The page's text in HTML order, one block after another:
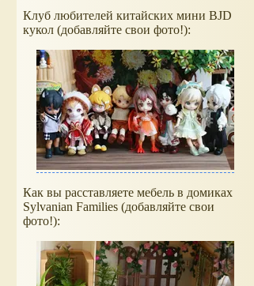
Клуб любителей китайских мини BJD
кукол (добавляйте свои фото!):
Как вы расставляете мебель в домиках
Sylvanian Families (добавляйте свои
фото!):